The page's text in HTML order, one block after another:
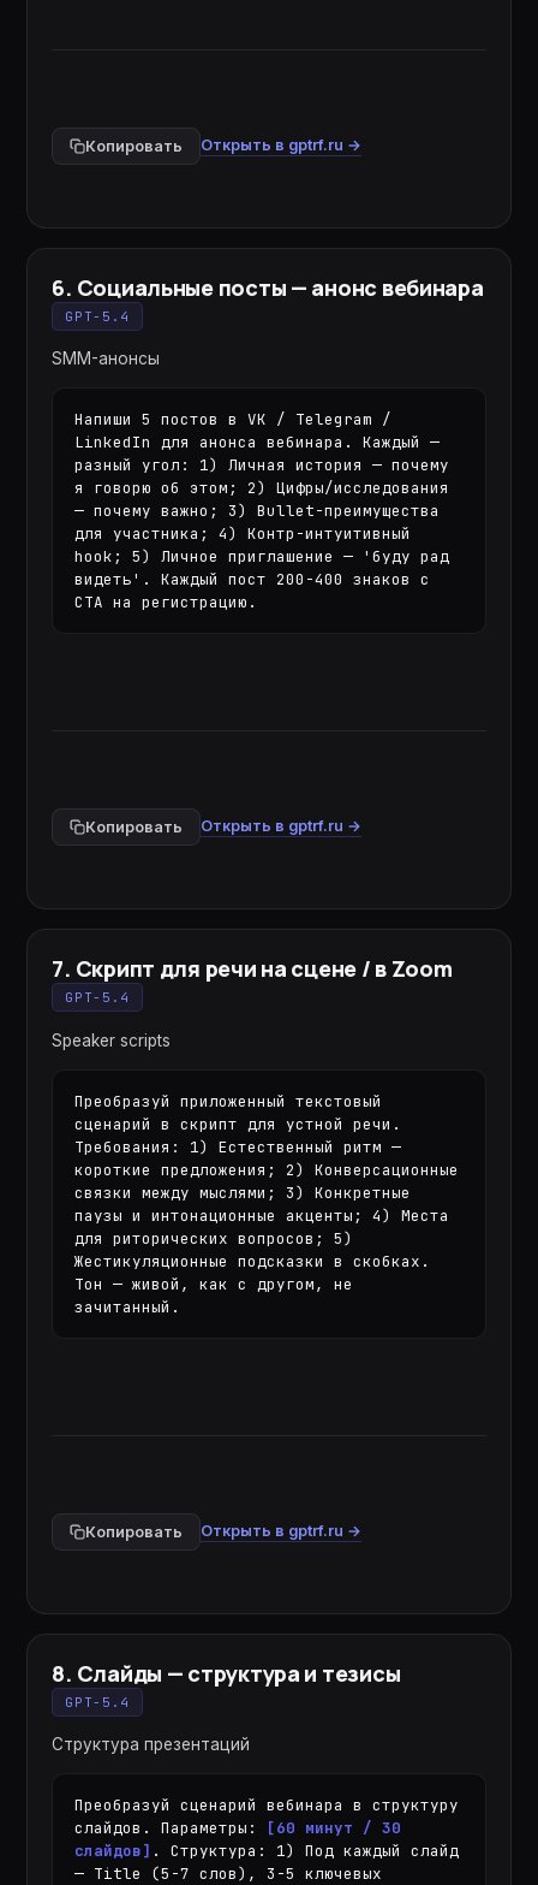
Копировать Открыть в gptrf.ru →
6. Социальные посты — анонс вебинара
GPT-5.4
SMM-анонсы
Напиши 5 постов в VK / Telegram /
LinkedIn для анонса вебинара. Каждый —
разный угол: 1) Личная история — почему
я говорю об этом; 2) Цифры/исследования
— почему важно; 3) Bullet-преимущества
для участника; 4) Контр-интуитивный
hook; 5) Личное приглашение — 'буду рад
видеть'. Каждый пост 200-400 знаков с
CTA на регистрацию.
Копировать Открыть в gptrf.ru →
7. Скрипт для речи на сцене / в Zoom
GPT-5.4
Speaker scripts
Преобразуй приложенный текстовый
сценарий в скрипт для устной речи.
Требования: 1) Естественный ритм —
короткие предложения; 2) Конверсационные
связки между мыслями; 3) Конкретные
паузы и интонационные акценты; 4) Места
для риторических вопросов; 5)
Жестикуляционные подсказки в скобках.
Тон — живой, как с другом, не
зачитанный.
Копировать Открыть в gptrf.ru →
8. Слайды — структура и тезисы
GPT-5.4
Структура презентаций
Преобразуй сценарий вебинара в структуру
слайдов. Параметры: [60 минут / 30
слайдов] . Структура: 1) Под каждый слайд
— Title (5-7 слов), 3-5 ключевых